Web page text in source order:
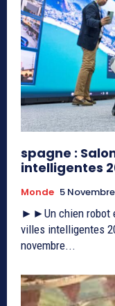
spagne :
intelligentes
Monde 5
►►Un chien robot
villes intelligentes
novembre...